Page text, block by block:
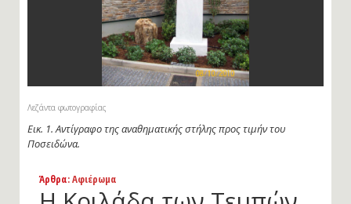
Λεζάντα φωτογραφίας
Εικ. 1. Αντίγραφο της αναθηματικής στήλης προς τιμήν του
Ποσειδώνα.
Άρθρα: Αφιέρωμα